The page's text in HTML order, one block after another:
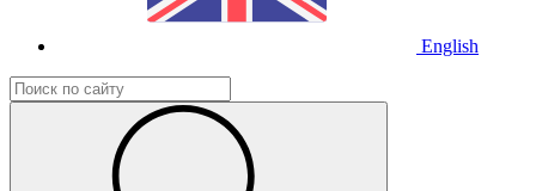
English